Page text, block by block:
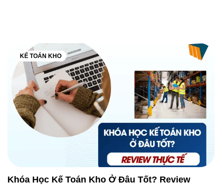
KẾ TOÁN KHO
Khóa Học Kế Toán Kho Ở Đâu Tốt? Review